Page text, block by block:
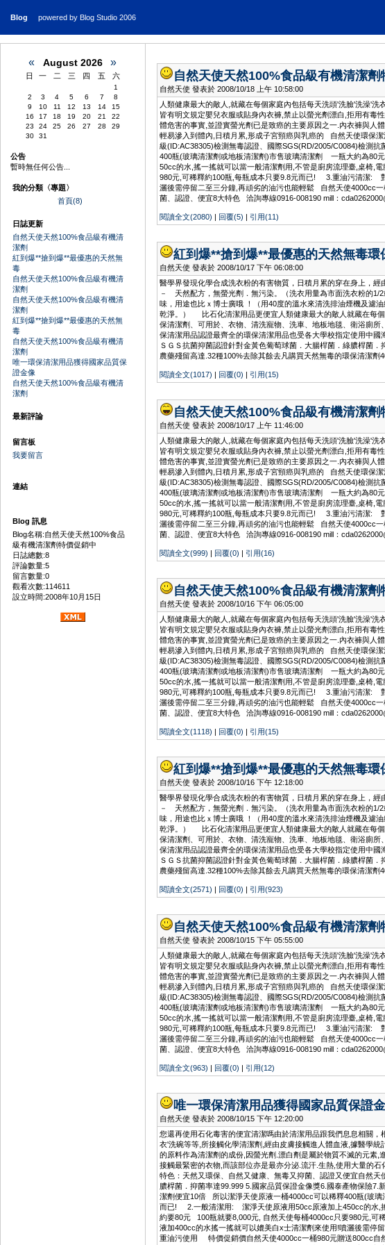
Blog powered by Blog Studio 2006
« August 2026 »
日 一 二 三 四 五 六
1
2
3 4 5 6 7
8
9
10 11 12 13 14
15
16
17 18 19 20 21
22
23
24 25 26 27 28
29
30
31
公告
暫時無任何公告...
我的分類〈專題〉
首頁(8)
日誌更新
自然天使天然100%食品級有機清
潔劑
紅到爆**搶到爆**最優惠的天然無
毒
自然天使天然100%食品級有機清
潔劑
自然天使天然100%食品級有機清
潔劑
紅到爆**搶到爆**最優惠的天然無
毒
自然天使天然100%食品級有機清
潔劑
唯一環保清潔用品獲得國家品質保
證金像
自然天使天然100%食品級有機清
潔劑
最新評論
留言板
我要留言
連結
Blog 訊息
Blog名稱:自然天使天然100%食品
級有機清潔劑特價促銷中
日誌總數:8
評論數量:5
留言數量:0
觀看次數:114611
設立時間:2008年10月15日
自然天使天然100%食品級有機清潔劑
自然天使 發表於 2008/10/18 上午 10:58:00
人類健康最大的敵人,就藏在每個家庭內包括每天洗頭'洗臉'洗澡'
皆有明文規定嬰兒衣服或貼身內衣褲,禁止以螢光劑漂白,拒用有毒
體危害的事實,並證實螢光劑已是致癌的主要原因之一.內衣褲與人
輕易滲入到體內,日積月累,形成子宮頸癌與乳癌的 自然天使環保
級(ID:AC38305)檢測無毒認證、國際SGS(RD/2005/C0084)檢測
400瓶(玻璃清潔劑或地板清潔劑)市售玻璃清潔劑 一瓶大約為80
50cc的水,搖一搖就可以當一般清潔劑用,不管是廚房流理臺,桌椅,
980元,可稀釋約100瓶,每瓶成本只要9.8元而已! 3.重油污清潔:
灑後需停留二至三分鐘,再頑劣的油污也能輕鬆 自然天使
菌、認證、便宜8大特色 洽詢專線0916-008190 mill：
閱讀全文(2080) | 回覆(5) | 引用(11)
紅到爆**搶到爆**最優惠的天然無毒
自然天使 發表於 2008/10/17 下午 06:08:00
醫學界發現化學合成洗衣粉的有害物質，日積月累的穿在身上，
－ 天然配方，無螢光劑．無污染。（洗衣用量為市面洗衣粉的
味，用途也比ｘ博士廣哦 ！（用40度的溫水來清洗排油煙機及濾
乾淨。） 比石化清潔用品更便宜人類健康最大的敵人就藏在每個
保清潔劑、可用於、衣物、清洗寵物、洗車、地板地毯、衛浴廁
保清潔用品認證最齊全的環保清潔用品也受各大學校指定使用中
ＳＧＳ抗菌抑菌認證針對金黃色葡萄球菌．大腸桿菌．綠膿桿菌
農藥殘留高達.32種100%去除其餘去凡購買天然無毒的環保清潔
閱讀全文(1017) | 回覆(0) | 引用(15)
自然天使天然100%食品級有機清潔劑
自然天使 發表於 2008/10/17 上午 11:46:00
人類健康最大的敵人,就藏在每個家庭內包括每天洗頭'洗臉'洗澡'
皆有明文規定嬰兒衣服或貼身內衣褲,禁止以螢光劑漂白,拒用有毒
體危害的事實,並證實螢光劑已是致癌的主要原因之一.內衣褲與人
輕易滲入到體內,日積月累,形成子宮頸癌與乳癌的 自然天使環保
級(ID:AC38305)檢測無毒認證、國際SGS(RD/2005/C0084)檢測
400瓶(玻璃清潔劑或地板清潔劑)市售玻璃清潔劑 一瓶大約為80
50cc的水,搖一搖就可以當一般清潔劑用,不管是廚房流理臺,桌椅,
980元,可稀釋約100瓶,每瓶成本只要9.8元而已! 3.重油污清潔:
灑後需停留二至三分鐘,再頑劣的油污也能輕鬆 自然天使
菌、認證、便宜8大特色 洽詢專線0916-008190 mill：
閱讀全文(999) | 回覆(0) | 引用(16)
自然天使天然100%食品級有機清潔劑
自然天使 發表於 2008/10/16 下午 06:05:00
人類健康最大的敵人,就藏在每個家庭內包括每天洗頭'洗臉'洗澡'
皆有明文規定嬰兒衣服或貼身內衣褲,禁止以螢光劑漂白,拒用有毒
體危害的事實,並證實螢光劑已是致癌的主要原因之一.內衣褲與人
輕易滲入到體內,日積月累,形成子宮頸癌與乳癌的 自然天使環保
級(ID:AC38305)檢測無毒認證、國際SGS(RD/2005/C0084)檢測
400瓶(玻璃清潔劑或地板清潔劑)市售玻璃清潔劑 一瓶大約為80
50cc的水,搖一搖就可以當一般清潔劑用,不管是廚房流理臺,桌椅,
980元,可稀釋約100瓶,每瓶成本只要9.8元而已! 3.重油污清潔:
灑後需停留二至三分鐘,再頑劣的油污也能輕鬆 自然天使
菌、認證、便宜8大特色 洽詢專線0916-008190 mill：
閱讀全文(1118) | 回覆(0) | 引用(15)
紅到爆**搶到爆**最優惠的天然無毒
自然天使 發表於 2008/10/16 下午 12:18:00
醫學界發現化學合成洗衣粉的有害物質，日積月累的穿在身上，
－ 天然配方，無螢光劑．無污染。（洗衣用量為市面洗衣粉的
味，用途也比ｘ博士廣哦 ！（用40度的溫水來清洗排油煙機及濾
乾淨。） 比石化清潔用品更便宜人類健康最大的敵人就藏在每個
保清潔劑、可用於、衣物、清洗寵物、洗車、地板地毯、衛浴廁
保清潔用品認證最齊全的環保清潔用品也受各大學校指定使用中
ＳＧＳ抗菌抑菌認證針對金黃色葡萄球菌．大腸桿菌．綠膿桿菌
農藥殘留高達.32種100%去除其餘去凡購買天然無毒的環保清潔
閱讀全文(2571) | 回覆(0) | 引用(923)
自然天使天然100%食品級有機清潔劑
自然天使 發表於 2008/10/15 下午 05:55:00
人類健康最大的敵人,就藏在每個家庭內包括每天洗頭'洗臉'洗澡'
皆有明文規定嬰兒衣服或貼身內衣褲,禁止以螢光劑漂白,拒用有毒
體危害的事實,並證實螢光劑已是致癌的主要原因之一.內衣褲與人
輕易滲入到體內,日積月累,形成子宮頸癌與乳癌的 自然天使環保
級(ID:AC38305)檢測無毒認證、國際SGS(RD/2005/C0084)檢測
400瓶(玻璃清潔劑或地板清潔劑)市售玻璃清潔劑 一瓶大約為80
50cc的水,搖一搖就可以當一般清潔劑用,不管是廚房流理臺,桌椅,
980元,可稀釋約100瓶,每瓶成本只要9.8元而已! 3.重油污清潔:
灑後需停留二至三分鐘,再頑劣的油污也能輕鬆 自然天使
菌、認證、便宜8大特色 洽詢專線0916-008190 mill：
閱讀全文(963) | 回覆(0) | 引用(12)
唯一環保清潔用品獲得國家品質保證
自然天使 發表於 2008/10/15 下午 12:20:00
您還再使用石化毒害的便宜清潔嗎由於清潔用品跟我們息息相關
衣'洗碗等等,所接觸化學清潔劑,經由皮膚接觸進人體血液,據醫學
的原料作為清潔劑的成份,因螢光劑.漂白劑是屬於物質不滅的元素
接觸最緊密的衣物,而該部位亦是最亦分泌.流汗.生熱,使用大量的
特色：天然又環保、自然又健康、無毒又抑菌、認證又便宜自然
膿桿菌．抑菌率達99.999 5.國家品質保證金像獎6.國泰產物保險
潔劑便宜10倍 所以潔淨天使原液一桶4000cc可以稀釋400瓶(玻
而已! 2.一般清潔用: 潔淨天使原液用50cc原液加上450cc的水,
約要80元 100瓶就要8,000元, 自然天使每桶4000cc只要980元,
液加400cc的水搖一搖就可以媲美白x士清潔劑來使用!噴灑後需
重油污使用 特價促銷價自然天使4000cc一桶980元贈送